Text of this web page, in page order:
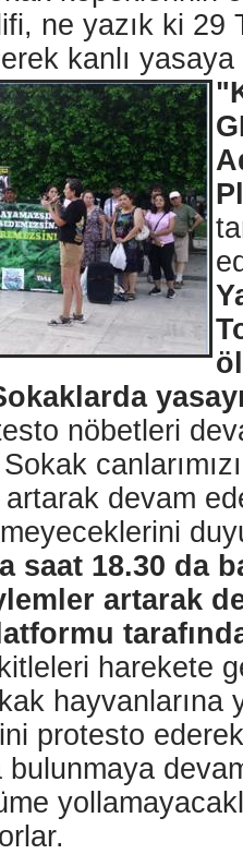
ne yazık ki 29
kanlı yasaya
nöbetleri
devam
saat 18.30 da
artarak
harekete
hayvanlarına
protesto
bulunmaya